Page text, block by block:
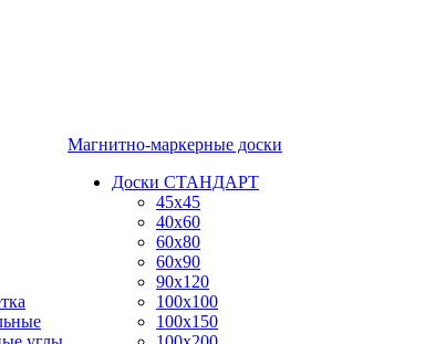
Магнитно-маркерные доски
Доски СТАНДАРТ
45x45
40x60
60x80
60x90
90x120
100x100
100x150